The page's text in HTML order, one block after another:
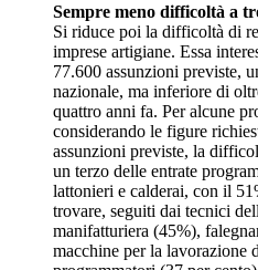
Sempre meno difficoltà a
Si riduce poi la difficoltà di
imprese artigiane. Essa
77.600 assunzioni previste,
nazionale, ma inferiore di
quattro anni fa. Per alcune
considerando le figure
assunzioni previste, la
un terzo delle entrate
lattonieri e calderai, con il
trovare, seguiti dai tecnici
manifatturiera (45%),
macchine per la lavorazione